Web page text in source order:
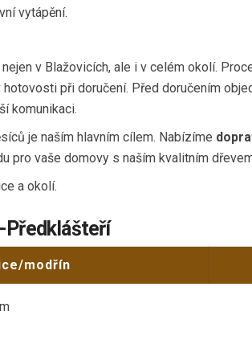
vytápění.
v Blažovicích, ale i v celém okolí.
při doručení. Před doručením
komunikaci.
je naším hlavním cílem. Nabízíme
pro vaše domovy s naším kvalitním
a okolí.
Předklášteří
modřín